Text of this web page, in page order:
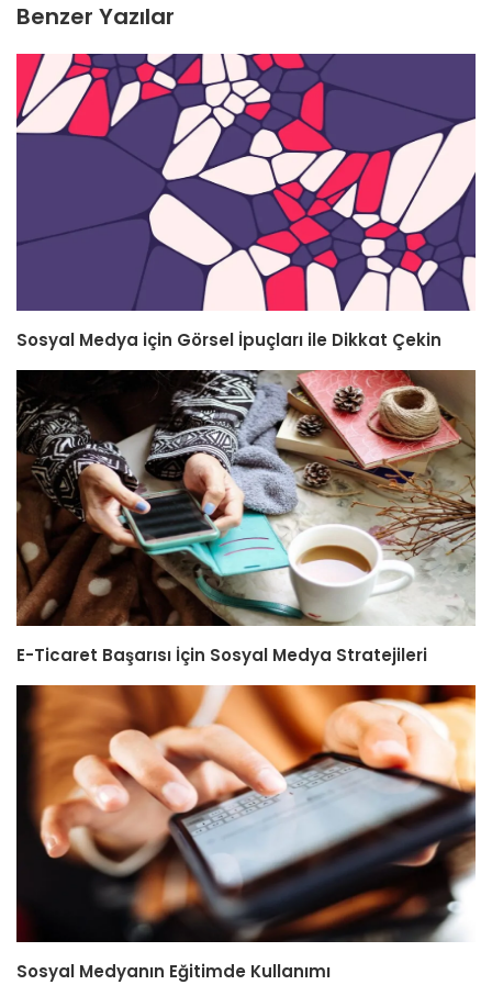
Benzer Yazılar
Sosyal Medya için Görsel İpuçları ile Dikkat Çekin
E-Ticaret Başarısı İçin Sosyal Medya Stratejileri
Sosyal Medyanın Eğitimde Kullanımı